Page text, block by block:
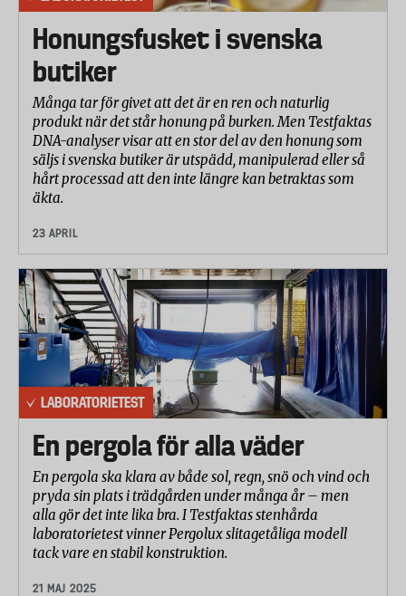
en sprayflaska. Alla testade glasögon klarade sig
utan anmärkning.
Betygsättning
Slutbetyget har viktats enligt följande:
Ljusgenomsläpp (variation mellan linsens sidor): 20
procent
Reptålighet: 30 procent
Honungsfusket i svenska
butiker
Många tar för givet att det är en ren och naturlig
produkt när det står honung på burken. Men Testfaktas
DNA-analyser visar att en stor del av den honung som
säljs i svenska butiker är utspädd, manipulerad eller så
hårt processad att den inte längre kan betraktas som
äkta.
23 APRIL
LABORATORIETEST
En pergola för alla väder
En pergola ska klara av både sol, regn, snö och vind och
pryda sin plats i trädgården under många år – men
alla gör det inte lika bra. I Testfaktas stenhårda
laboratorietest vinner Pergolux slitagetåliga modell
tack vare en stabil konstruktion.
21 MAJ 2025